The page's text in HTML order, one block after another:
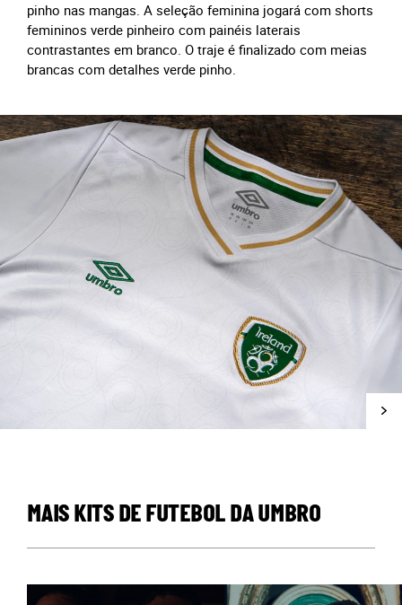
pinho nas mangas. A seleção feminina jogará com shorts
femininos verde pinheiro com painéis laterais
contrastantes em branco. O traje é finalizado com meias
brancas com detalhes verde pinho.
MAIS KITS DE FUTEBOL DA UMBRO